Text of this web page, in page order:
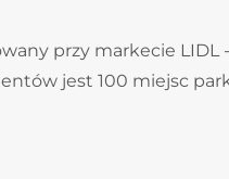
przy markecie LIDL
jest 100 miejsc